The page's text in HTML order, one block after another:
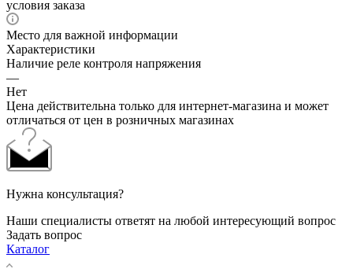
условия заказа
Место для важной информации
Характеристики
Наличие реле контроля напряжения
—
Нет
Цена действительна только для интернет-магазина и может
отличаться от цен в розничных магазинах
Нужна консультация?
Наши специалисты ответят на любой интересующий вопрос
Задать вопрос
Каталог